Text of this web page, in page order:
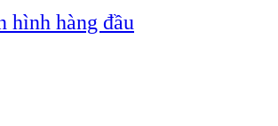
hình hàng đầu